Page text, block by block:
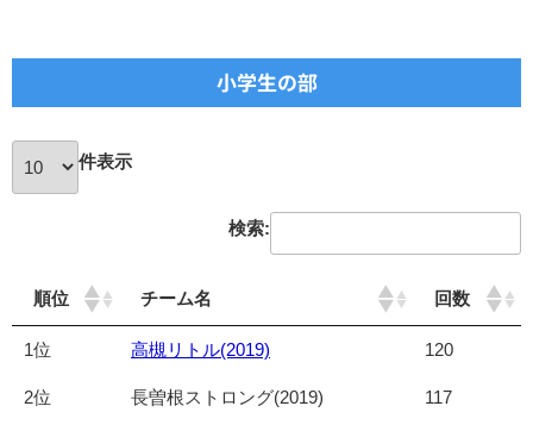
小学生の部
件表示
検索:
順位 チーム名 回数
1位 高槻リトル(2019) 120
2位 長曽根ストロング(2019) 117